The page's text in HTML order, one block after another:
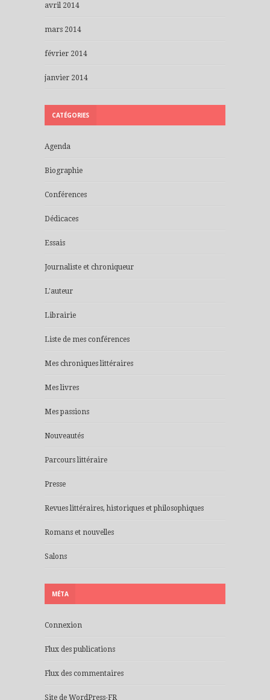
avril 2014
mars 2014
février 2014
janvier 2014
CATÉGORIES
Agenda
Biographie
Conférences
Dédicaces
Essais
Journaliste et chroniqueur
L'auteur
Librairie
Liste de mes conférences
Mes chroniques littéraires
Mes livres
Mes passions
Nouveautés
Parcours littéraire
Presse
Revues littéraires, historiques et philosophiques
Romans et nouvelles
Salons
MÉTA
Connexion
Flux des publications
Flux des commentaires
Site de WordPress-FR